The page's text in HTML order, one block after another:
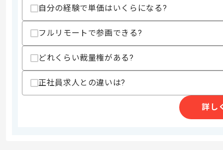
精算・お支払い
支払いサイト
その他募集要項
2025/08/01
自分の経験で単価はいくらになる?
フルリモートで参画できる?
どれくらい裁量権がある?
正社員求人との違いは?
詳し